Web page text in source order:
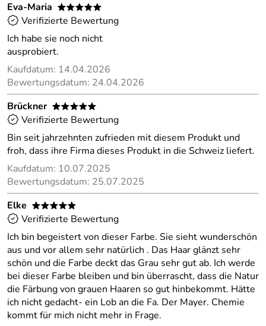
Eva-Maria *****
Verifizierte Bewertung
Ich habe sie noch nicht
ausprobiert.
Kaufdatum: 14.04.2026
Bewertungsdatum: 24.04.2026
Brückner
*****
Verifizierte Bewertung
Bin seit jahrzehnten zufrieden mit diesem Produkt und
froh, dass ihre Firma dieses Produkt in die Schweiz liefert.
Kaufdatum: 10.07.2025
Bewertungsdatum: 25.07.2025
Elke
*****
Verifizierte Bewertung
Ich bin begeistert von dieser Farbe. Sie sieht wunderschön
aus und vor allem sehr natürlich . Das Haar glänzt sehr
schön und die Farbe deckt das Grau sehr gut ab. Ich werde
bei dieser Farbe bleiben und bin überrascht, dass die Natur
die Färbung von grauen Haaren so gut hinbekommt. Hätte
ich nicht gedacht- ein Lob an die Fa. Der Mayer. Chemie
kommt für mich nicht mehr in Frage.